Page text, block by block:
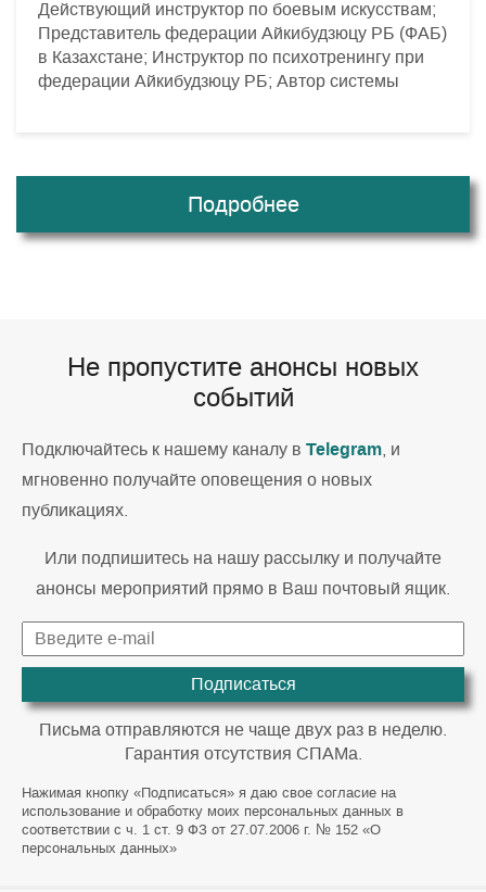
Действующий инструктор по боевым искусствам;
Представитель федерации Айкибудзюцу РБ (ФАБ)
в Казахстане; Инструктор по психотренингу при
федерации Айкибудзюцу РБ; Автор системы
Подробнее
Не пропустите анонсы новых
событий
Подключайтесь к нашему каналу в Telegram, и
мгновенно получайте оповещения о новых
публикациях.
Или подпишитесь на нашу рассылку и получайте
анонсы мероприятий прямо в Ваш почтовый ящик.
Подписаться
Письма отправляются не чаще двух раз в неделю.
Гарантия отсутствия СПАМа.
Нажимая кнопку «Подписаться» я даю свое согласие на
использование и обработку моих персональных данных в
соответствии с ч. 1 ст. 9 ФЗ от 27.07.2006 г. № 152 «О
персональных данных»